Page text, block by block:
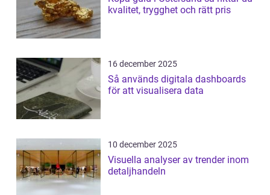
kvalitet, trygghet och rätt pris
16 december 2025
Så används digitala dashboards
för att visualisera data
10 december 2025
Visuella analyser av trender inom
detaljhandeln